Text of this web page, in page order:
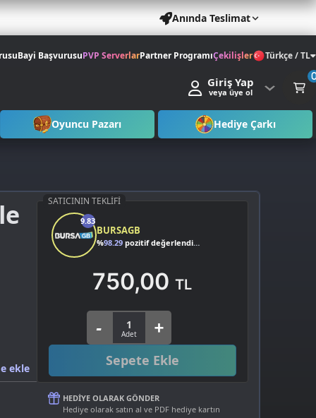
Anında Teslimat
Bayi BaşvurusuPVP ServerlarPartner ProgramıÇekilişler Türkçe / TL
Giriş Yap
veya üye ol
Oyuncu Pazarı Hediye Çarkı
ekle
SATICININ TEKLIFI
9.83
BURSAGB
%98.29pozitif değerlendirme
750,00TL
Sepete Ekle
HEDIYE OLARAK GÖNDER
Hediye olarak satın al ve PDF hediye kartın